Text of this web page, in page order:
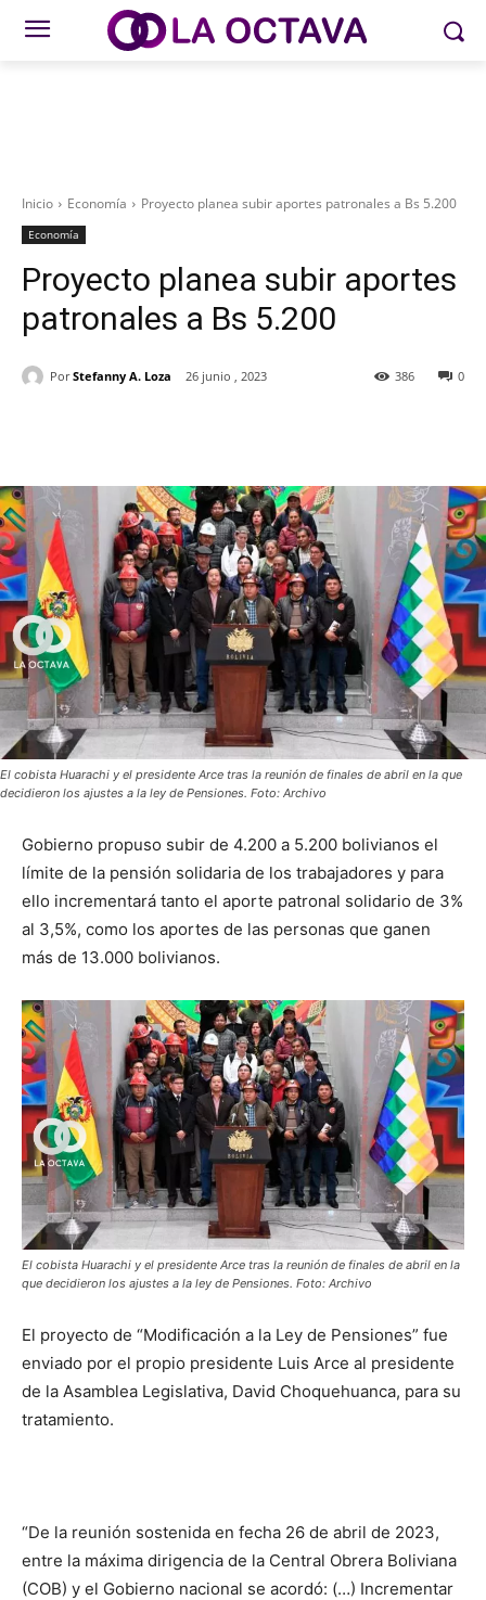
Inicio Economía Proyecto planea subir aportes patronales a Bs 5.200
Economía
Proyecto planea subir aportes
patronales a Bs 5.200
Por Stefanny A. Loza 26 junio , 2023 0
386
El cobista Huarachi y el presidente Arce tras la reunión de finales de abril en la que
decidieron los ajustes a la ley de Pensiones. Foto: Archivo
Gobierno propuso subir de 4.200 a 5.200 bolivianos el
límite de la pensión solidaria de los trabajadores y para
ello incrementará tanto el aporte patronal solidario de 3%
al 3,5%, como los aportes de las personas que ganen
más de 13.000 bolivianos.
El cobista Huarachi y el presidente Arce tras la reunión de finales de abril en la
que decidieron los ajustes a la ley de Pensiones. Foto: Archivo
El proyecto de “Modificación a la Ley de Pensiones” fue
enviado por el propio presidente Luis Arce al presidente
de la Asamblea Legislativa, David Choquehuanca, para su
tratamiento.
“De la reunión sostenida en fecha 26 de abril de 2023,
entre la máxima dirigencia de la Central Obrera Boliviana
(COB) y el Gobierno nacional se acordó: (…) Incrementar